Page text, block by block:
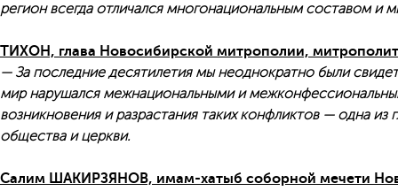
регион всегда отличался многонациональным составом и
ТИХОН, глава Новосибирской митрополии,
— За последние десятилетия мы неоднократно были
мир нарушался межнациональными и
возникновения и разрастания таких конфликтов — одна из
общества и церкви.
Салим ШАКИРЗЯНОВ, имам-хатыб соборной мечети